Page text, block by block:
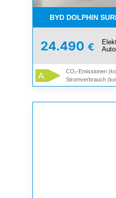
BYD DOLPHIN
24.490 €
A
CO₂-Emissionen
Stromverbrauch